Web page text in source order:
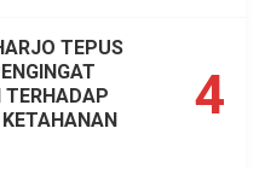
4
TEPUS
TERHADAP